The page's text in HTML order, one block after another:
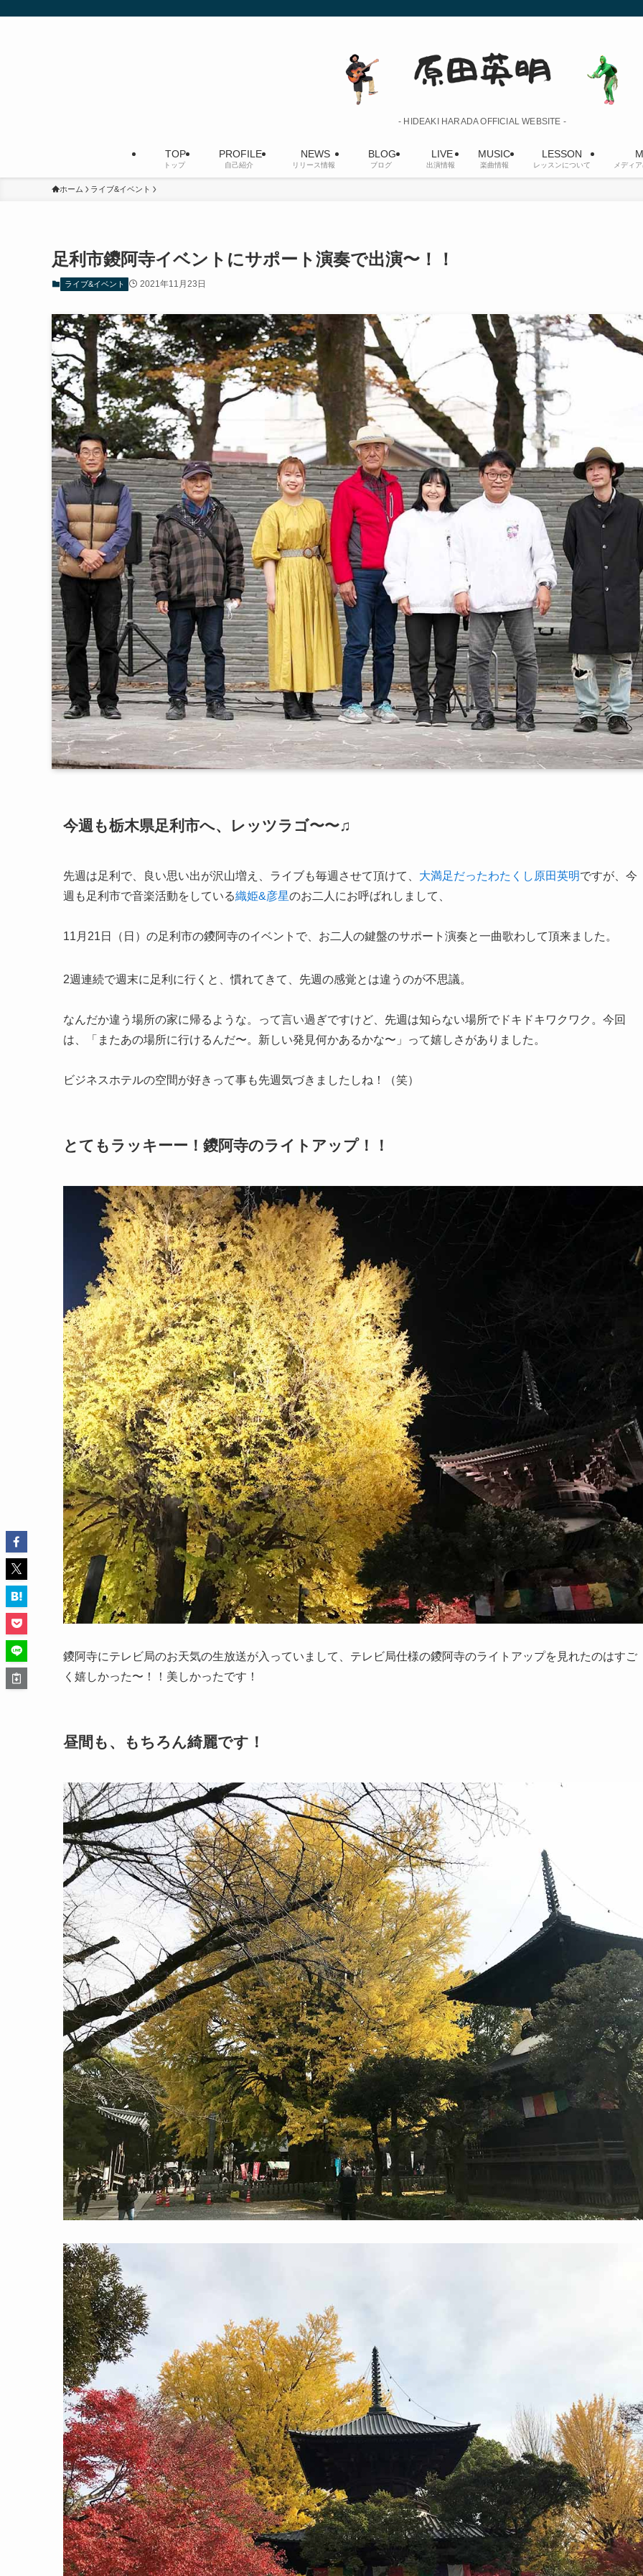
- HIDEAKI HARADA OFFICIAL WEBSITE -
TOP
トップ
PROFILE
自己紹介
NEWS
リリース情報
BLOG
ブログ
LIVE
出演情報
MUSIC
楽曲情報
LESSON
レッスンについて メディ
ホーム ライブ&イベント
足利市鑁阿寺イベントにサポート演奏で出演〜！！
ライブ&イベント 2021年11月23日
今週も栃木県足利市へ、レッツラゴ〜〜♫
先週は足利で、良い思い出が沢山増え、ライブも毎週させて頂けて、 大満足だったわたくし原田英明ですが、今
週も足利市で音楽活動をしている織姫&彦星のお二人にお呼ばれしまして、
11月21日（日）の足利市の鑁阿寺のイベントで、お二人の鍵盤のサポート演奏と一曲歌わして頂来ました。
2週連続で週末に足利に行くと、慣れてきて、先週の感覚とは違うのが不思議。
なんだか違う場所の家に帰るような。って言い過ぎですけど、先週は知らない場所でドキドキワクワク。今回
は、「またあの場所に行けるんだ〜。新しい発見何かあるかな〜」って嬉しさがありました。
ビジネスホテルの空間が好きって事も先週気づきましたしね！（笑）
とてもラッキーー！鑁阿寺のライトアップ！！
鑁阿寺にテレビ局のお天気の生放送が入っていまして、テレビ局仕様の鑁阿寺のライトアップを見れたのはすご
く嬉しかった〜！！美しかったです！
昼間も、もちろん綺麗です！